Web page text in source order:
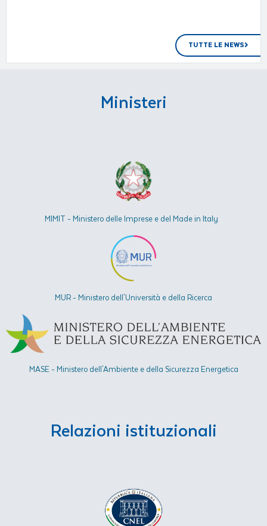
TUTTE LE NEWS
Ministeri
MIMIT - Ministero delle Imprese e del Made in Italy
MUR - Ministero dell'Università e della Ricerca
MASE - Ministero dell'Ambiente e della Sicurezza Energetica​
Relazioni istituzionali